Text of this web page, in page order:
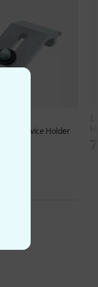
Tyros Device Holder